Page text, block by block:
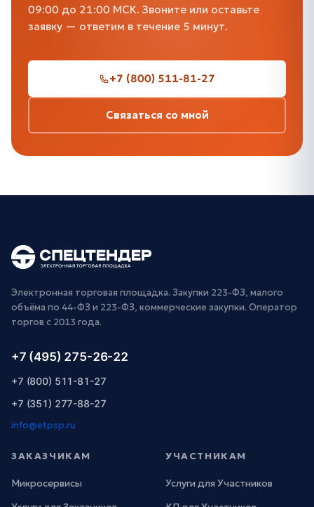
09:00 до 21:00 МСК. Звоните или оставьте
заявку — ответим в течение 5 минут.
+7 (800) 511-81-27
Связаться со мной
Электронная торговая площадка. Закупки 223-ФЗ, малого
объёма по 44-ФЗ и 223-ФЗ, коммерческие закупки. Оператор
торгов с 2013 года.
+7 (495) 275-26-22
+7 (800) 511-81-27
+7 (351) 277-88-27
info@etpsp.ru
ЗАКАЗЧИКАМ
Микросервисы
УЧАСТНИКАМ
Услуги для Участников